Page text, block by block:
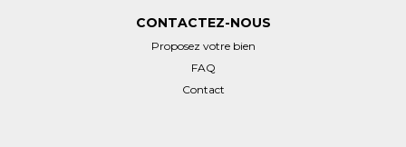
CONTACTEZ-NOUS
Proposez votre bien
FAQ
Contact